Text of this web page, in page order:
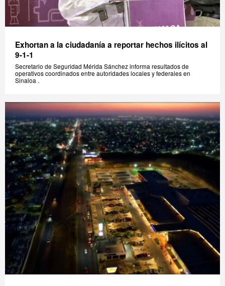
Exhortan a la ciudadanía a reportar hechos ilícitos al
9-1-1
Secretario de Seguridad Mérida Sánchez informa resultados de
operativos coordinados entre autoridades locales y federales en
Sinaloa .